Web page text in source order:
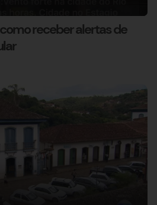
receber alertas de